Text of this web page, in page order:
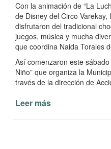
Con la animación de “La
de Disney del Circo
disfrutaron del tradicional
juegos, música y mucha
que coordina Naida Torales
Así comenzaron este
Niño” que organiza la
través de la dirección de
Leer más